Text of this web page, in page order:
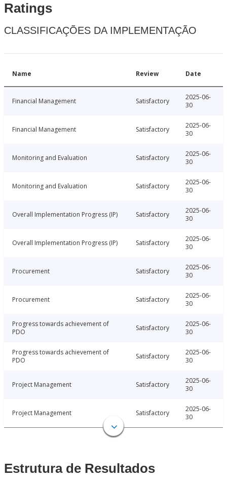
Ratings
CLASSIFICAÇÕES DA IMPLEMENTAÇÃO
Name Review Date
Financial Management Satisfactory
2025-06-
30
Financial Management Satisfactory
2025-06-
30
Monitoring and Evaluation Satisfactory
2025-06-
30
Monitoring and Evaluation Satisfactory
2025-06-
30
Overall Implementation Progress (IP) Satisfactory
2025-06-
30
Overall Implementation Progress (IP) Satisfactory
2025-06-
30
Procurement Satisfactory
2025-06-
30
Procurement Satisfactory
2025-06-
30
Progress towards achievement of
PDO
Satisfactory
2025-06-
30
Progress towards achievement of
PDO
Satisfactory
2025-06-
30
Project Management Satisfactory
2025-06-
30
Project Management Satisfactory
2025-06-
30
Estrutura de Resultados